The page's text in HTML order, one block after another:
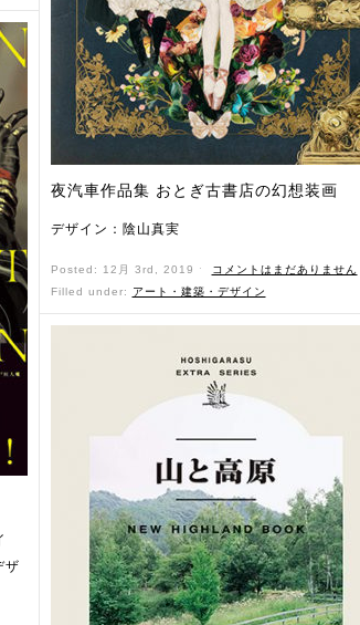
ザ
夜汽車作品集 おとぎ古書店の幻想装画
デザイン：陰山真実
Posted: 12月 3rd, 2019 ˑ
コメントはまだありません
Filled under:
アート・建築・デザイン